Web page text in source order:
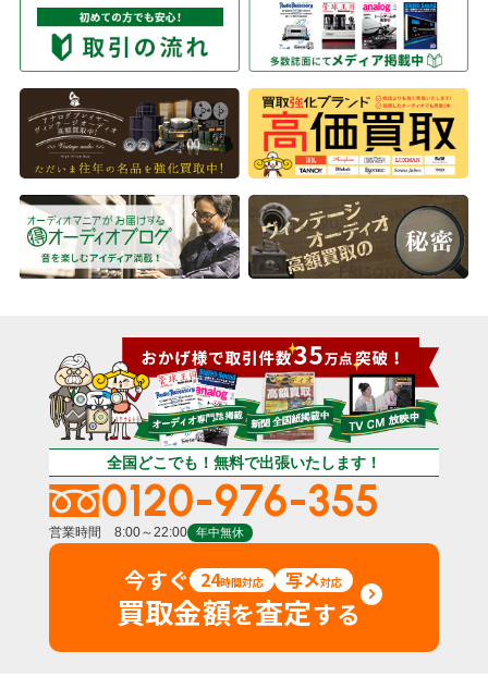
全国どこでも！無料で出張いたします！
0120-976-355
営業時間 8:00～22:00 年中無休
今すぐ 24時間対応 写メ対応
買取金額を査定する